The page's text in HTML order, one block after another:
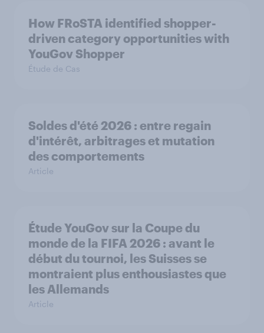
How FRoSTA identified shopper-
driven category opportunities with
YouGov Shopper
Étude de Cas
Soldes d'été 2026 : entre regain
d'intérêt, arbitrages et mutation
des comportements
Article
Étude YouGov sur la Coupe du
monde de la FIFA 2026 : avant le
début du tournoi, les Suisses se
montraient plus enthousiastes que
les Allemands
Article